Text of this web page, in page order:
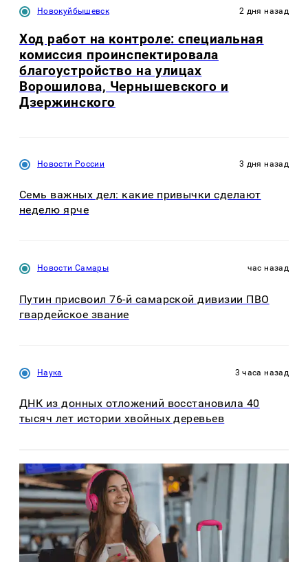
Новокуйбышевск 2 дня назад
Ход работ на контроле: специальная
комиссия проинспектировала
благоустройство на улицах
Ворошилова, Чернышевского и
Дзержинского
Новости России 3 дня назад
Семь важных дел: какие привычки сделают
неделю ярче
Новости Самары час назад
Путин присвоил 76-й самарской дивизии ПВО
гвардейское звание
Наука 3 часа назад
ДНК из донных отложений восстановила 40
тысяч лет истории хвойных деревьев